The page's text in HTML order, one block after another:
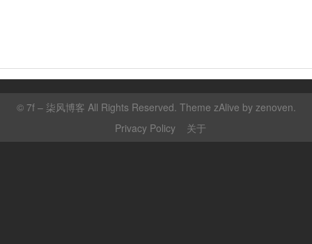
© 7f – 柒风博客 All Rights Reserved. Theme zAlive by zenoven.
Privacy Policy
关于